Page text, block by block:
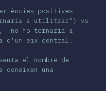
positives
a utilitzar") vs
"no ho tornaria a
d'un eix central.
el nombre de
coneixen una